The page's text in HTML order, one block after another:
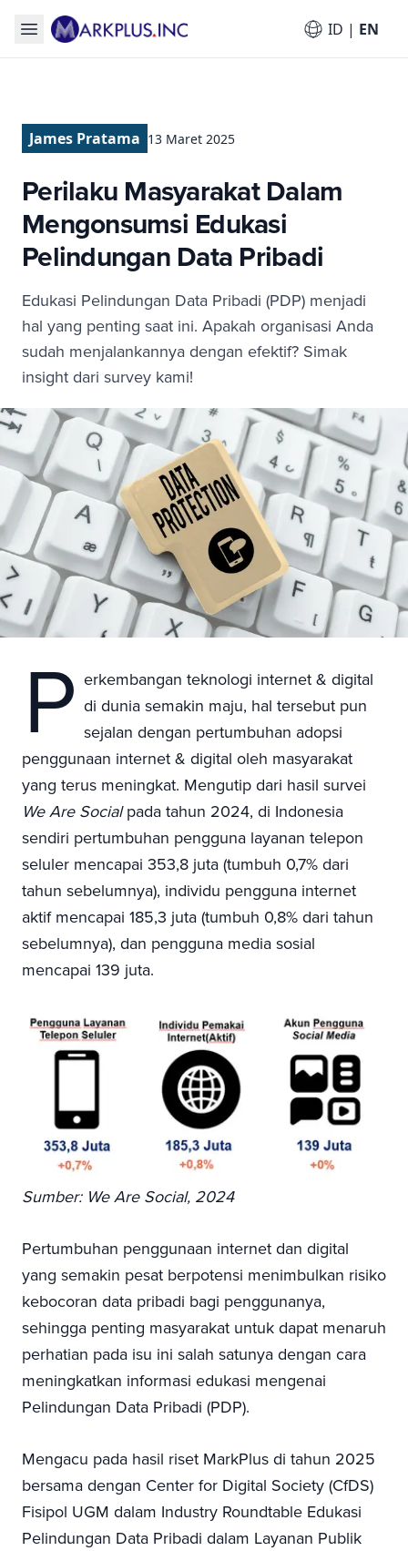
ID | EN
James Pratama 13 Maret 2025
Perilaku Masyarakat Dalam
Mengonsumsi Edukasi
Pelindungan Data Pribadi
Edukasi Pelindungan Data Pribadi (PDP) menjadi
hal yang penting saat ini. Apakah organisasi Anda
sudah menjalankannya dengan efektif? Simak
insight dari survey kami!
P erkembangan teknologi internet & digital
di dunia semakin maju, hal tersebut pun
sejalan dengan pertumbuhan adopsi
penggunaan internet & digital oleh masyarakat
yang terus meningkat. Mengutip dari hasil survei
We Are Socialpada tahun 2024, di Indonesia
sendiri pertumbuhan pengguna layanan telepon
seluler mencapai 353,8 juta (tumbuh 0,7% dari
tahun sebelumnya), individu pengguna internet
aktif mencapai 185,3 juta (tumbuh 0,8% dari tahun
sebelumnya), dan pengguna media sosial
mencapai 139 juta.
Sumber: We Are Social, 2024
Pertumbuhan penggunaan internet dan digital
yang semakin pesat berpotensi menimbulkan risiko
kebocoran data pribadi bagi penggunanya,
sehingga penting masyarakat untuk dapat menaruh
perhatian pada isu ini salah satunya dengan cara
meningkatkan informasi edukasi mengenai
Pelindungan Data Pribadi (PDP).
Mengacu pada hasil riset MarkPlus di tahun 2025
bersama dengan Center for Digital Society (CfDS)
Fisipol UGM dalam Industry Roundtable Edukasi
Pelindungan Data Pribadi dalam Layanan Publik